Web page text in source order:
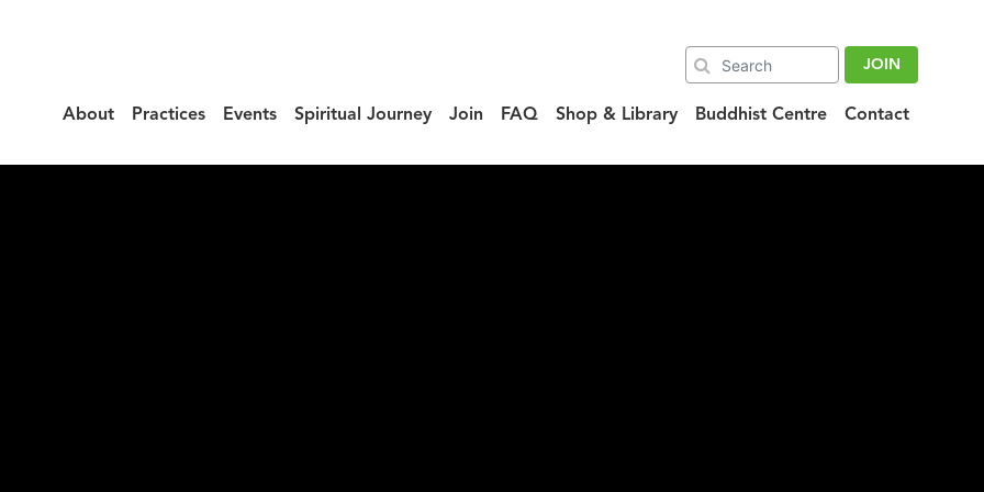
JOIN
About Practices Events Spiritual Journey Join FAQ Shop & Library Buddhist Centre Contact